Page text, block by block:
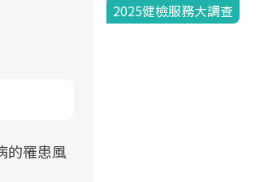
的罹患風
2025健檢服務大調查